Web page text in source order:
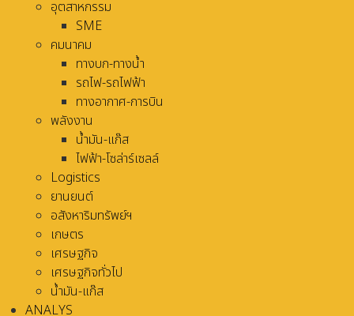
อุตสาหกรรม
SME
คมนาคม
ทางบก-ทางน้ำ
รถไฟ-รถไฟฟ้า
ทางอากาศ-การบิน
พลังงาน
น้ำมัน-แก๊ส
ไฟฟ้า-โซล่าร์เซลล์
Logistics
ยานยนต์
อสังหาริมทรัพย์ฯ
เกษตร
เศรษฐกิจ
เศรษฐกิจทั่วไป
น้ำมัน-แก๊ส
ANALYS